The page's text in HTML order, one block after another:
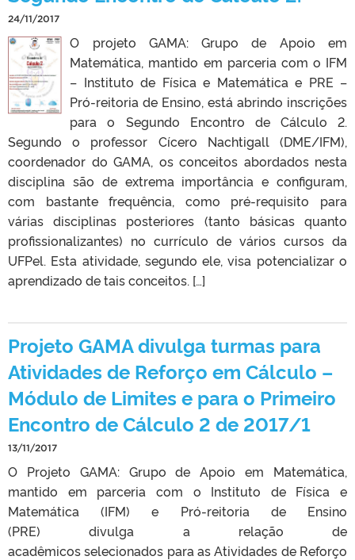
24/11/2017
O projeto GAMA: Grupo de Apoio em
Matemática, mantido em parceria com o IFM
– Instituto de Física e Matemática e PRE –
Pró-reitoria de Ensino, está abrindo inscrições
para o Segundo Encontro de Cálculo 2.
Segundo o professor Cícero Nachtigall (DME/IFM),
coordenador do GAMA, os conceitos abordados nesta
disciplina são de extrema importância e configuram,
com bastante frequência, como pré-requisito para
várias disciplinas posteriores (tanto básicas quanto
profissionalizantes) no currículo de vários cursos da
UFPel. Esta atividade, segundo ele, visa potencializar o
aprendizado de tais conceitos. […]
Projeto GAMA divulga turmas para
Atividades de Reforço em Cálculo –
Módulo de Limites e para o Primeiro
Encontro de Cálculo 2 de 2017/1
13/11/2017
O Projeto GAMA: Grupo de Apoio em Matemática,
mantido em parceria com o Instituto de Física e
Matemática (IFM) e Pró-reitoria de Ensino
(PRE) divulga a relação de
acadêmicos selecionados para as Atividades de Reforço